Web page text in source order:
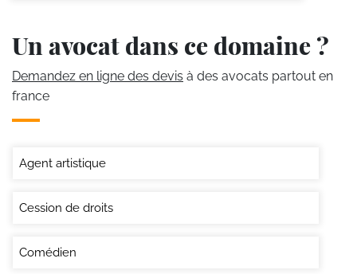
Un avocat dans ce domaine ?
Demandez en ligne des devis à des avocats partout en
france
Agent artistique
Cession de droits
Comédien